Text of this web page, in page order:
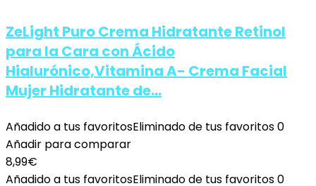
ZeLight Puro Crema Hidratante Retinol
para la Cara con Ácido
Hialurónico,Vitamina A- Crema Facial
Mujer Hidratante de…
Añadido a tus favoritosEliminado de tus favoritos0
Añadir para comparar
8,99€
Añadido a tus favoritosEliminado de tus favoritos0